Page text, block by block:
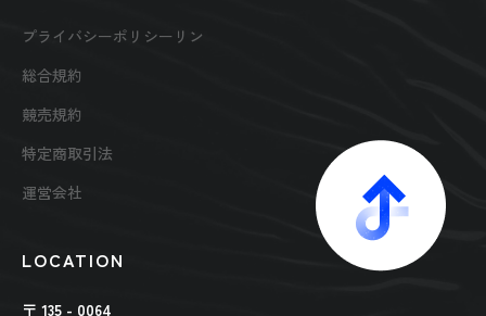
プライバシーポリシーリン
総合規約
競売規約
特定商取引法
運営会社
LOCATION
〒 135 - 0064